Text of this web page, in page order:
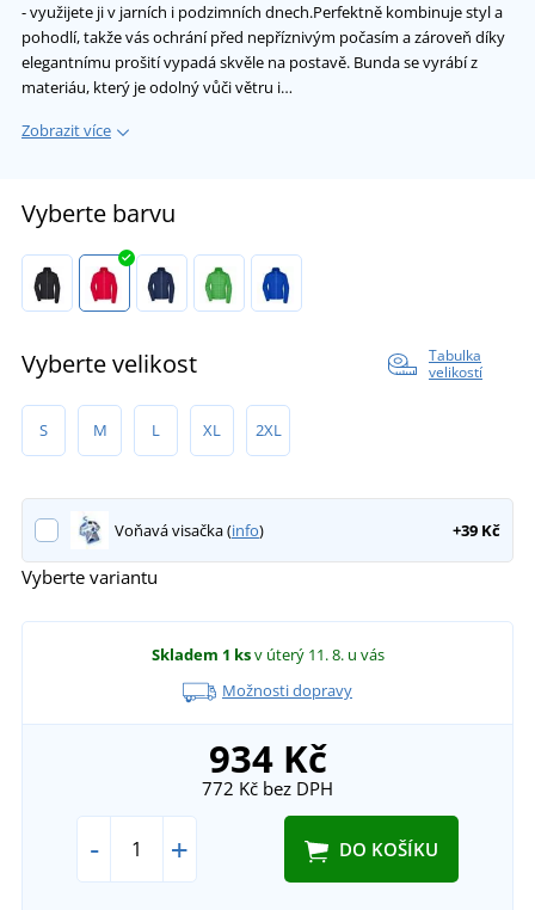
- využijete ji v jarních i podzimních dnech.Perfektně kombinuje styl a
pohodlí, takže vás ochrání před nepříznivým počasím a zároveň díky
elegantnímu prošití vypadá skvěle na postavě. Bunda se vyrábí z
materiáu, který je odolný vůči větru i…
Zobrazit více
Vyberte barvu
Vyberte velikost
Tabulka
velikostí
S M L XL 2XL
Voňavá visačka (info) +39 Kč
Vyberte variantu
Skladem 1 ksv úterý 11. 8. u vás
Možnosti dopravy
934 Kč
772 Kč bez DPH
- + DO KOŠÍKU